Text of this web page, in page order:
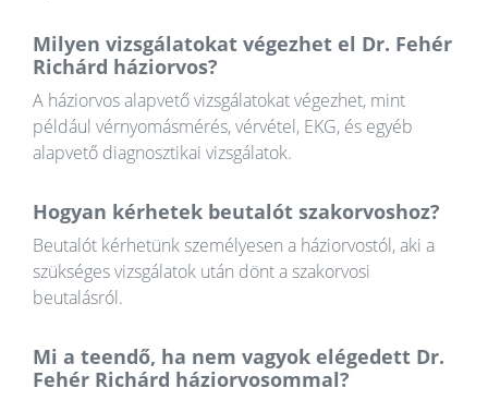
Milyen vizsgálatokat végezhet el Dr. Fehér
Richárd háziorvos?
A háziorvos alapvető vizsgálatokat végezhet, mint
például vérnyomásmérés, vérvétel, EKG, és egyéb
alapvető diagnosztikai vizsgálatok.
Hogyan kérhetek beutalót szakorvoshoz?
Beutalót kérhetünk személyesen a háziorvostól, aki a
szükséges vizsgálatok után dönt a szakorvosi
beutalásról.
Mi a teendő, ha nem vagyok elégedett Dr.
Fehér Richárd háziorvosommal?